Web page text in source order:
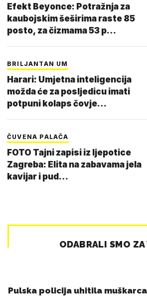
Efekt Beyonce: Potražnja za
kaubojskim šeširima raste 85
posto, za čizmama 53 p…
BRILJANTAN UM
Harari: Umjetna inteligencija
možda će za posljedicu imati
potpuni kolaps čovje…
ČUVENA PALAČA
FOTO Tajni zapisi iz ljepotice
Zagreba: Elita na zabavama jela
kavijar i pud…